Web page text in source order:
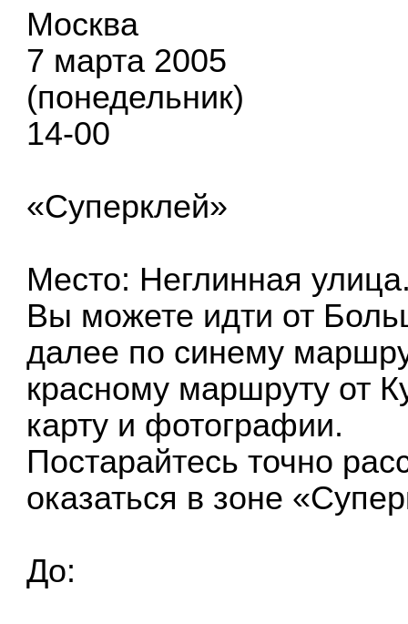
Москва
7 марта 2005
(понедельник)
14-00
«Суперклей»
Место: Неглинная
Вы можете идти от
далее по синему
красному маршруту от
карту и фотографии.
Постарайтесь точно
оказаться в зоне
До: